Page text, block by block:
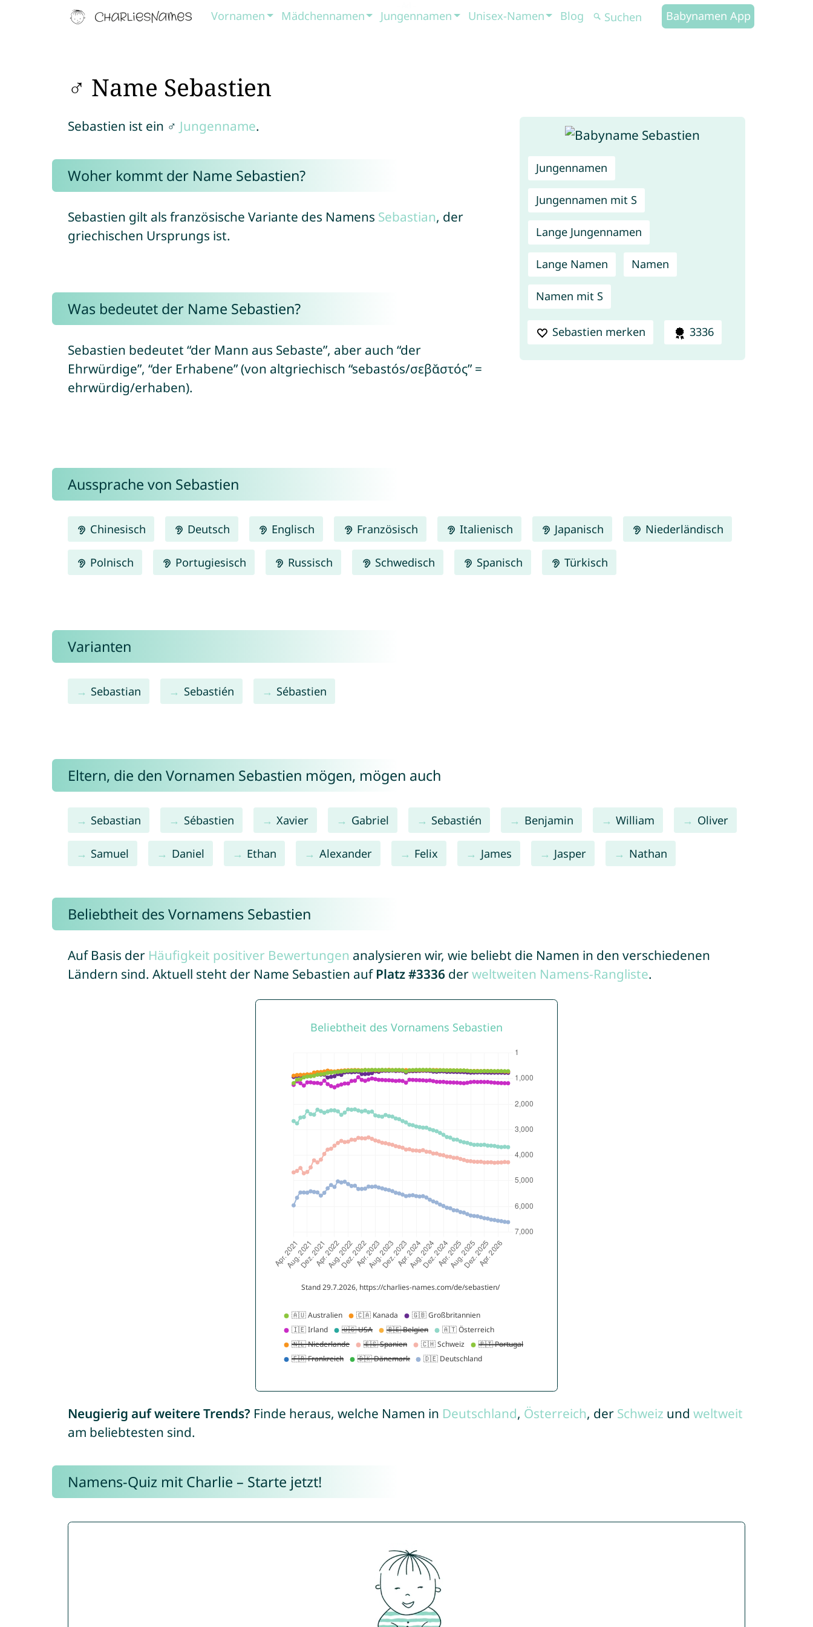
Vornamen Mädchennamen Jungennamen Unisex-Namen Blog Babynamen App
♂ Name Sebastien
Jungennamen
Jungennamen mit S
Lange Jungennamen
Lange Namen Namen
Namen mit S
Sebastien merken 3336
Sebastien ist ein ♂ Jungenname.
Woher kommt der Name Sebastien?
Sebastien gilt als französische Variante des Namens Sebastian, der
griechischen Ursprungs ist.
Was bedeutet der Name Sebastien?
Sebastien bedeutet “der Mann aus Sebaste”, aber auch “der
Ehrwürdige”, “der Erhabene” (von altgriechisch “sebastós/σεβᾰστός” =
ehrwürdig/erhaben).
Aussprache von Sebastien
Chinesisch Deutsch Englisch Französisch Italienisch Japanisch Niederländisch
Polnisch Portugiesisch Russisch Schwedisch Spanisch Türkisch
Varianten
Sebastian Sebastién Sébastien
Eltern, die den Vornamen Sebastien mögen, mögen auch
Sebastian Sébastien Xavier Gabriel Sebastién Benjamin William Oliver
Samuel Daniel Ethan Alexander Felix James Jasper Nathan
Beliebtheit des Vornamens Sebastien
Auf Basis der Häufigkeit positiver Bewertungen analysieren wir, wie beliebt die Namen in den verschiedenen
Ländern sind. Aktuell steht der Name Sebastien auf Platz #3336 derweltweiten Namens-Rangliste.
Neugierig auf weitere Trends? Finde heraus, welche Namen in Deutschland, Österreich, der Schweiz und weltweit
am beliebtesten sind.
Namens-Quiz mit Charlie – Starte jetzt!